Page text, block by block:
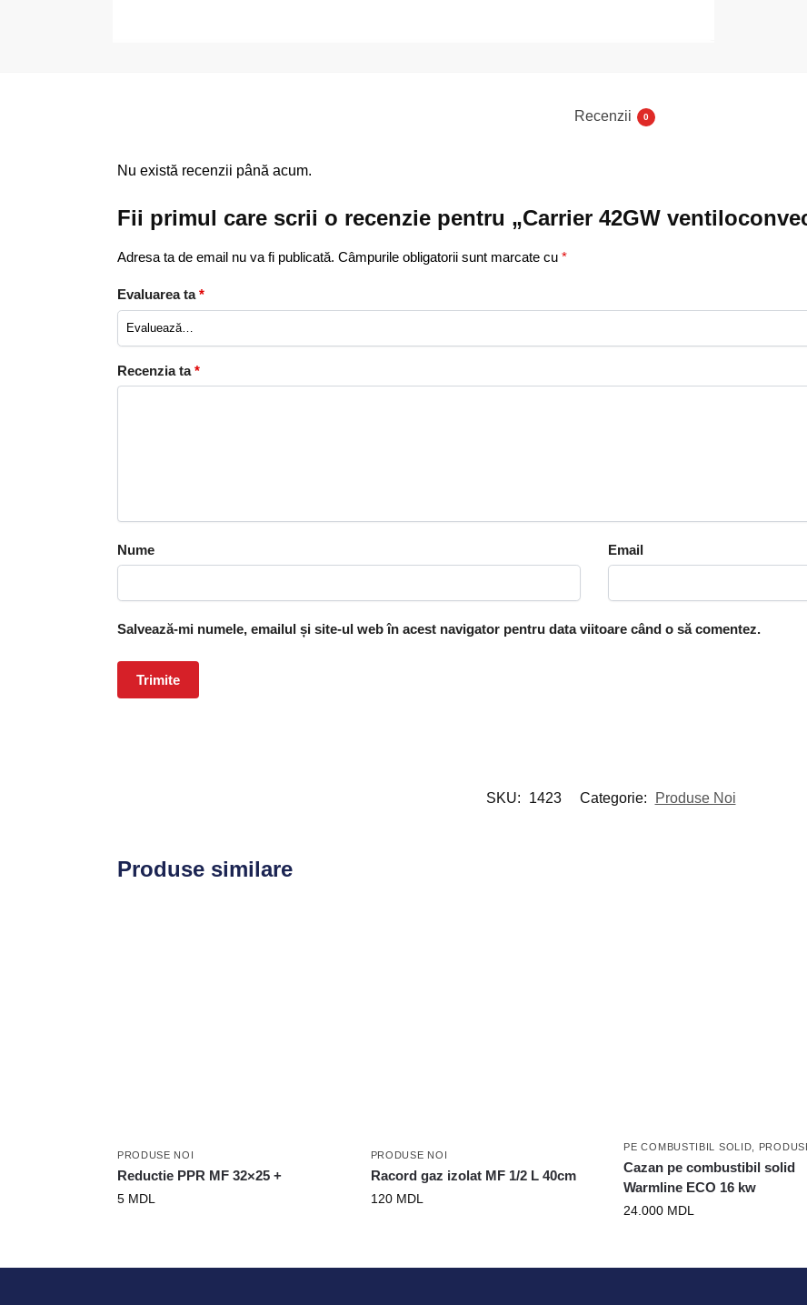
Recenzii 0
Nu există recenzii până acum.
Fii primul care scrii o recenzie pentru „Carrier 42GW
Adresa ta de email nu va fi publicată. Câmpurile obligatorii sunt marcate cu *
Evaluarea ta*
Recenzia ta*
Nume Email
Salvează-mi numele, emailul și site-ul web în acest navigator pentru data viitoare când o să comentez.
SKU: 1423 Categorie: Produse Noi
Produse similare
PRODUSE NOI
Reductie PPR MF 32×25 +
5 MDL
PRODUSE NOI
Racord gaz izolat MF 1/2 L 40cm
120 MDL
PE COMBUSTIBIL SOLID
Cazan pe combustibil solid
Warmline ECO 16 kw
24.000 MDL